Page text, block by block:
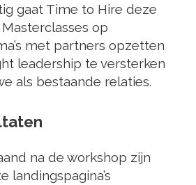
gaat Time to Hire deze
op
met partners opzetten
leadership te versterken
als bestaande relaties.
na de workshop zijn
landingspagina’s